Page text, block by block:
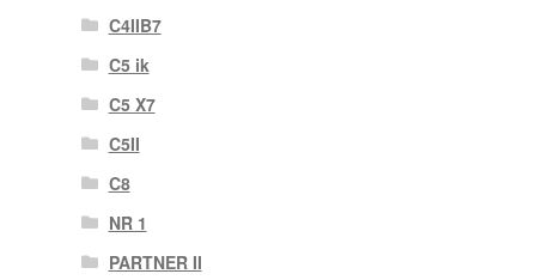
C4IIB7
C5 ik
C5 X7
C5II
C8
NR 1
PARTNER II